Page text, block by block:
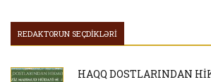
REDAKTORUN SEÇDİKLƏRİ
HAQQ DOSTLARINDAN